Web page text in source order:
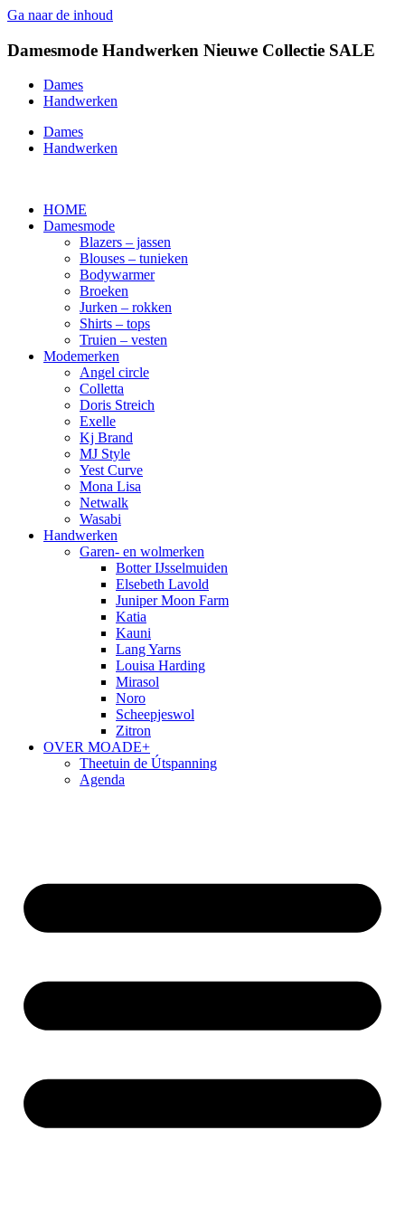
Ga naar de inhoud
Damesmode Handwerken Nieuwe Collectie SALE
Dames
Handwerken
Dames
Handwerken
HOME
Damesmode
Blazers – jassen
Blouses – tunieken
Bodywarmer
Broeken
Jurken – rokken
Shirts – tops
Truien – vesten
Modemerken
Angel circle
Colletta
Doris Streich
Exelle
Kj Brand
MJ Style
Yest Curve
Mona Lisa
Netwalk
Wasabi
Handwerken
Garen- en wolmerken
Botter IJsselmuiden
Elsebeth Lavold
Juniper Moon Farm
Katia
Kauni
Lang Yarns
Louisa Harding
Mirasol
Noro
Scheepjeswol
Zitron
OVER MOADE+
Theetuin de Útspanning
Agenda